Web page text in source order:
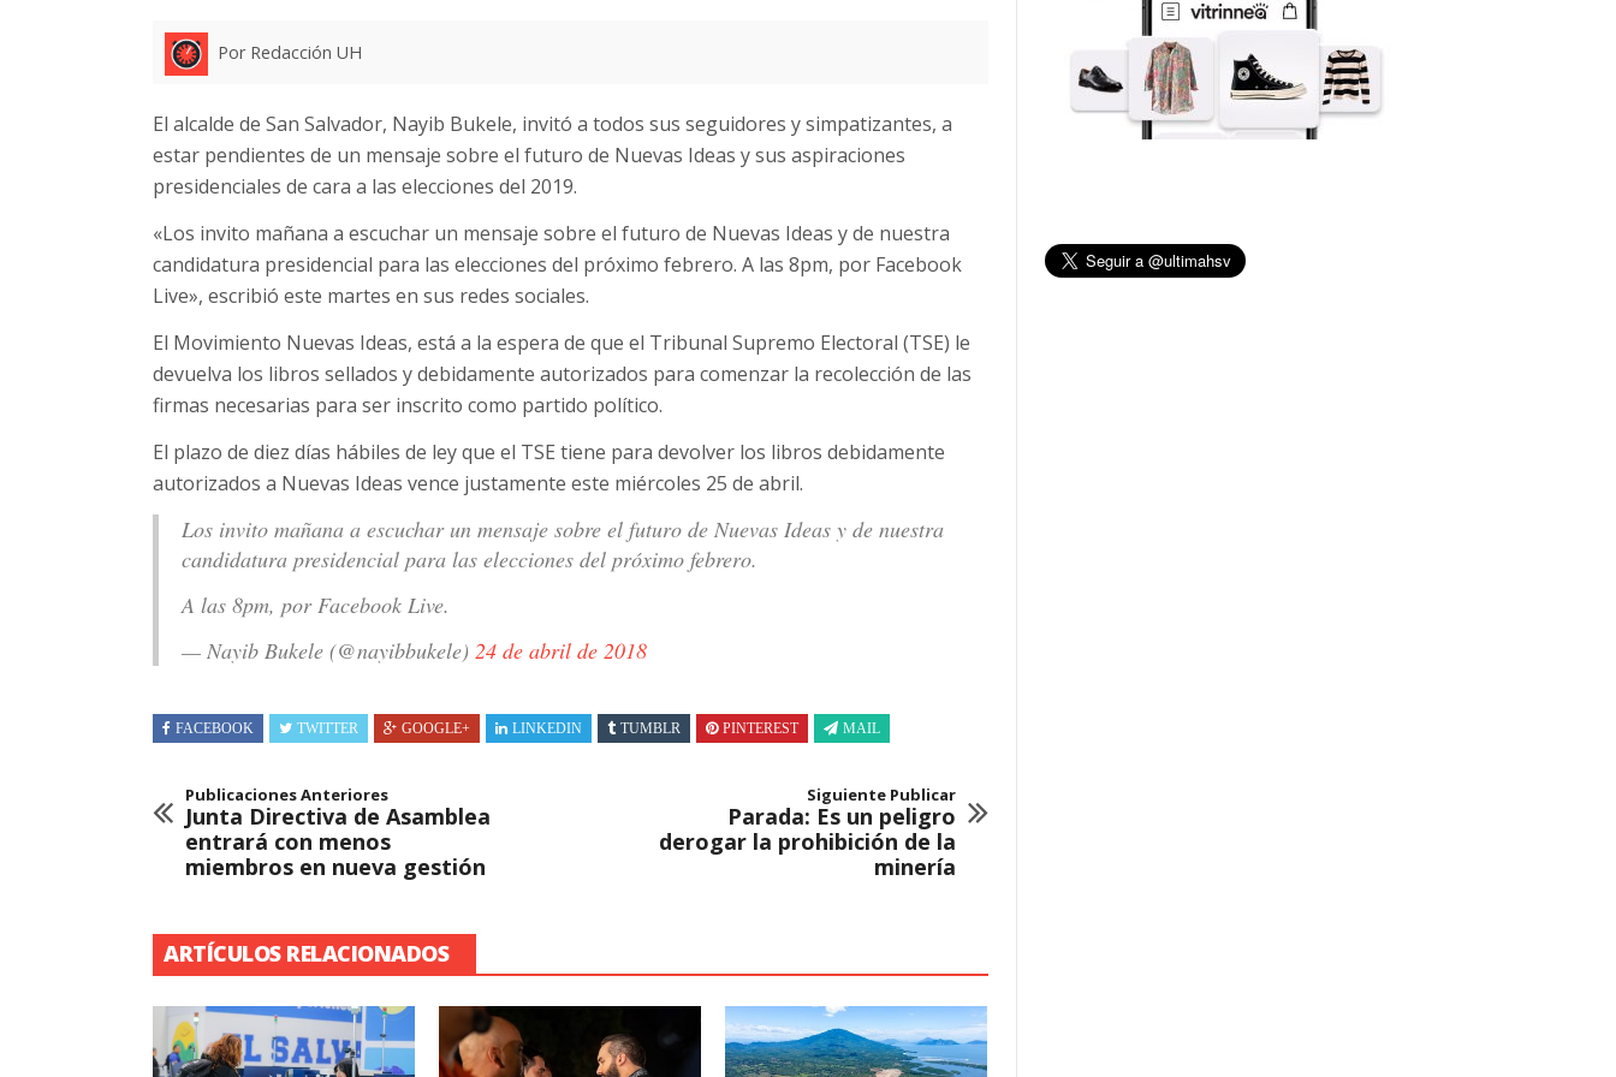
Por Redacción UH
El alcalde de San Salvador, Nayib Bukele, invitó a todos sus seguidores y simpatizantes, a
estar pendientes de un mensaje sobre el futuro de Nuevas Ideas y sus aspiraciones
presidenciales de cara a las elecciones del 2019.
«Los invito mañana a escuchar un mensaje sobre el futuro de Nuevas Ideas y de nuestra
candidatura presidencial para las elecciones del próximo febrero. A las 8pm, por Facebook
Live», escribió este martes en sus redes sociales.
El Movimiento Nuevas Ideas, está a la espera de que el Tribunal Supremo Electoral (TSE) le
devuelva los libros sellados y debidamente autorizados para comenzar la recolección de las
firmas necesarias para ser inscrito como partido político.
El plazo de diez días hábiles de ley que el TSE tiene para devolver los libros debidamente
autorizados a Nuevas Ideas vence justamente este miércoles 25 de abril.
Los invito mañana a escuchar un mensaje sobre el futuro de Nuevas Ideas y de nuestra
candidatura presidencial para las elecciones del próximo febrero.
A las 8pm, por Facebook Live.
— Nayib Bukele (@nayibbukele) 24 de abril de 2018
FACEBOOK TWITTER GOOGLE+ LINKEDIN TUMBLR PINTEREST MAIL
Publicaciones Anteriores
Junta Directiva de Asamblea
entrará con menos
miembros en nueva gestión
Siguiente Publicar
Parada: Es un peligro
derogar la prohibición de la
minería
ARTÍCULOS RELACIONADOS